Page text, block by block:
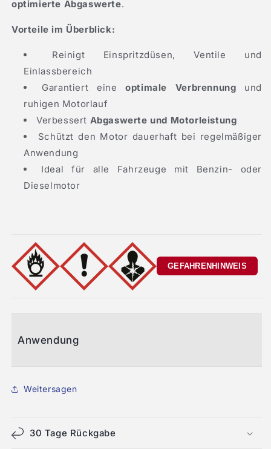
optimierte Abgaswerte.
Vorteile im Überblick:
Reinigt Einspritzdüsen, Ventile und
Einlassbereich
Garantiert eineoptimale Verbrennung und
ruhigen Motorlauf
Verbessert Abgaswerte und Motorleistung
Schützt den Motor dauerhaft bei regelmäßiger
Anwendung
Ideal für alle Fahrzeuge mit Benzin- oder
Dieselmotor
GEFAHRENHINWEIS
Anwendung
Weitersagen
30 Tage Rückgabe